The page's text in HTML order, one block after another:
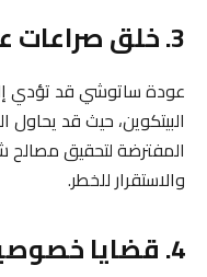
3. خلق صراعات على السلطة
عودة ساتوشي قد تؤدي
البيتكوين، حيث قد
المفترضة لتحقيق
والاستقرار للخطر.
4. قضايا خصوصية وأمان المعلومات